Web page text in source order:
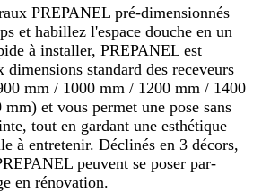
PREPANEL pré-dimensionnés
et habillez l'espace douche en un
à installer, PREPANEL est
standard des receveurs
mm / 1000 mm / 1200 mm / 1400
et vous permet une pose sans
tout en gardant une esthétique
à entretenir. Déclinés en 3 décors,
peuvent se poser par-
en rénovation.